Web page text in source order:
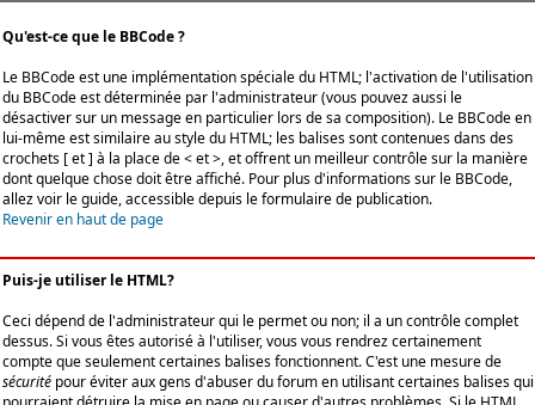
Qu'est-ce que le BBCode ?
Le BBCode est une implémentation spéciale du HTML; l'activation de l'utilisation
du BBCode est déterminée par l'administrateur (vous pouvez aussi le
désactiver sur un message en particulier lors de sa composition). Le BBCode en
lui-même est similaire au style du HTML; les balises sont contenues dans des
crochets [ et ] à la place de < et >, et offrent un meilleur contrôle sur la manière
dont quelque chose doit être affiché. Pour plus d'informations sur le BBCode,
allez voir le guide, accessible depuis le formulaire de publication.
Revenir en haut de page
Puis-je utiliser le HTML?
Ceci dépend de l'administrateur qui le permet ou non; il a un contrôle complet
dessus. Si vous êtes autorisé à l'utiliser, vous vous rendrez certainement
compte que seulement certaines balises fonctionnent. C'est une mesure de
sécurité pour éviter aux gens d'abuser du forum en utilisant certaines balises qui